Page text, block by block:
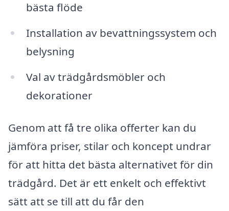
bästa flöde
Installation av bevattningssystem och
belysning
Val av trädgårdsmöbler och
dekorationer
Genom att få tre olika offerter kan du
jämföra priser, stilar och koncept undrar
för att hitta det bästa alternativet för din
trädgård. Det är ett enkelt och effektivt
sätt att se till att du får den